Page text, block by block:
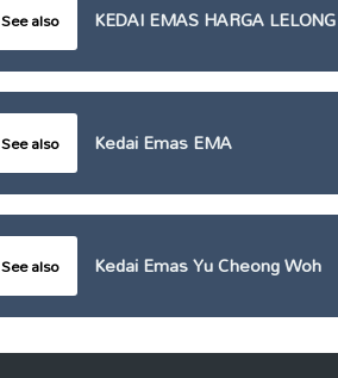
See also KEDAI EMAS HARGA
See also Kedai Emas EMA
See also Kedai Emas Yu Cheong Woh